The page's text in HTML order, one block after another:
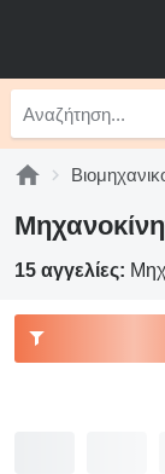
15 αγγελίες: